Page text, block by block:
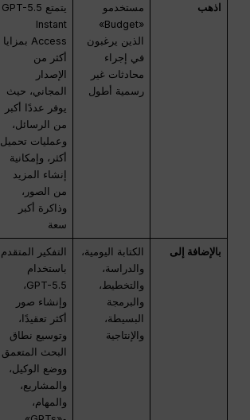
اذهب
مستخدمو
«Budget»
الذين يرغبون
في إجراء
محادثات غير
رسمية أطول
يتمتع GPT-5.5
Instant
Access بمزايا
أكثر من
الإصدار
المجاني، حيث
يوفر عددًا أكبر
من الرسائل،
وعمليات تحميل
أكثر، وإمكانية
إنشاء المزيد
من الصور،
وذاكرة أكبر
سعة
بالإضافة إلى
الكتابة اليومية،
والدراسة،
والتخطيط،
والبرمجة
البسيطة،
والإنتاجية
التفكير المتقدم
باستخدام
GPT-5.5،
وإنشاء صور
أكثر تعقيدًا،
وتوسيع نطاق
البحث المتعمق
ووضع الوكيل،
والمشاريع،
والمهام،